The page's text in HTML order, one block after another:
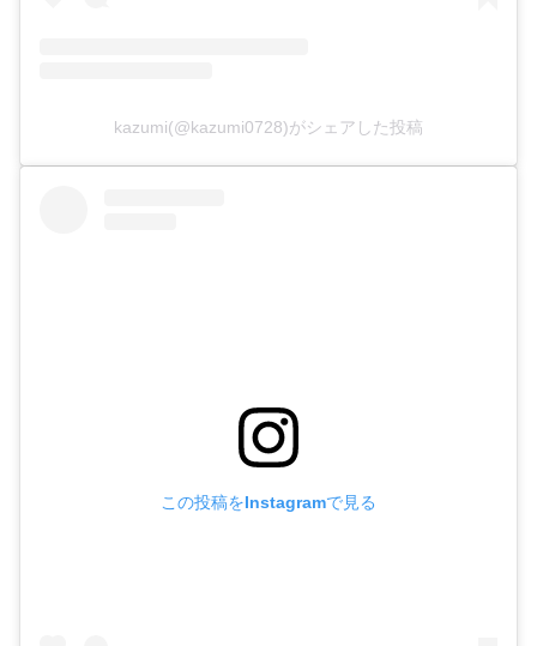
kazumi(@kazumi0728)がシェアした投稿
この投稿をInstagramで見る